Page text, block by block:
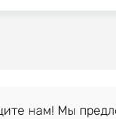
нам! Мы